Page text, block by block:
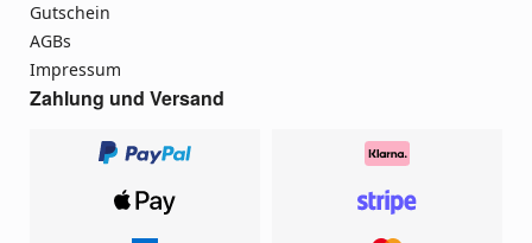
Gutschein
AGBs
Impressum
Zahlung und Versand